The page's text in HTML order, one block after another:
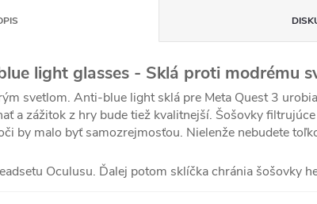
light glasses - Sklá proti modrému
svetlom. Anti-blue light sklá pre Meta Quest 3
a zážitok z hry bude tiež kvalitnejší. Šošovky
by malo byť samozrejmosťou. Nielenže nebudete
Oculusu. Ďalej potom sklíčka chránia šošovky